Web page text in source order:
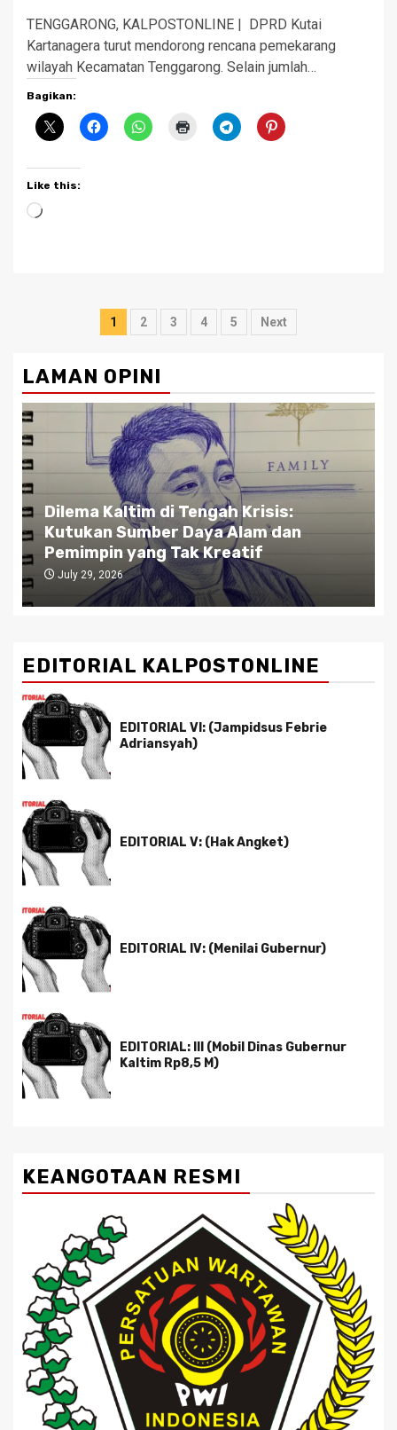
TENGGARONG, KALPOSTONLINE | DPRD Kutai
Kartanagera turut mendorong rencana pemekarang
wilayah Kecamatan Tenggarong. Selain jumlah…
Bagikan:
Like this:
Loading…
Posts
1 2 3 4 5 Next
LAMAN OPINI
Dilema Kaltim di Tengah Krisis:
Kutukan Sumber Daya Alam dan
Pemimpin yang Tak Kreatif
July 29, 2026
EDITORIAL KALPOSTONLINE
EDITORIAL VI: (Jampidsus Febrie
Adriansyah)
EDITORIAL V: (Hak Angket)
EDITORIAL IV: (Menilai Gubernur)
EDITORIAL: III (Mobil Dinas Gubernur
Kaltim Rp8,5 M)
KEANGOTAAN RESMI